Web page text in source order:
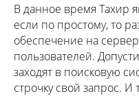
В данное время Тахир
если по простому, то
обеспечение на
пользователей.
заходят в поисковую
строчку свой запрос. И